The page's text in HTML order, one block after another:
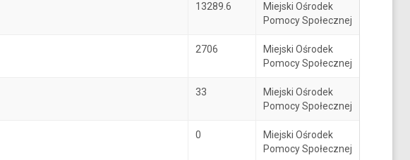
13289.6
Miejski Ośrodek
Pomocy Społecznej
2706
Miejski Ośrodek
Pomocy Społecznej
33
Miejski Ośrodek
Pomocy Społecznej
0
Miejski Ośrodek
Pomocy Społecznej